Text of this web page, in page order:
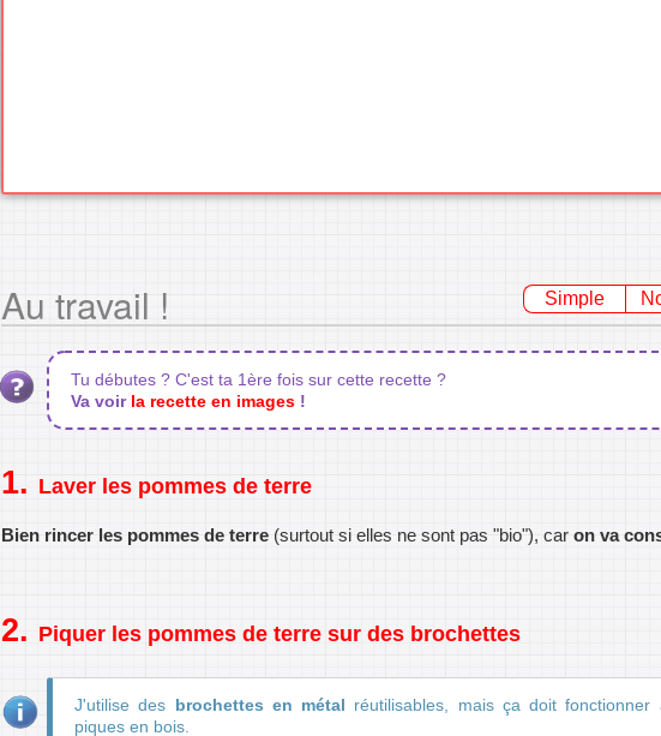
Au travail ! Simple
Tu débutes ? C'est ta 1ère fois sur cette recette ?
Va voir la recette en images !
Laver les pommes de terre
Bien rincer les pommes de terre (surtout si elles ne sont pas "bio"), car on va
Piquer les pommes de terre sur des brochettes
J'utilise des brochettes en métal réutilisables, mais ça doit fonctionner
piques en bois.